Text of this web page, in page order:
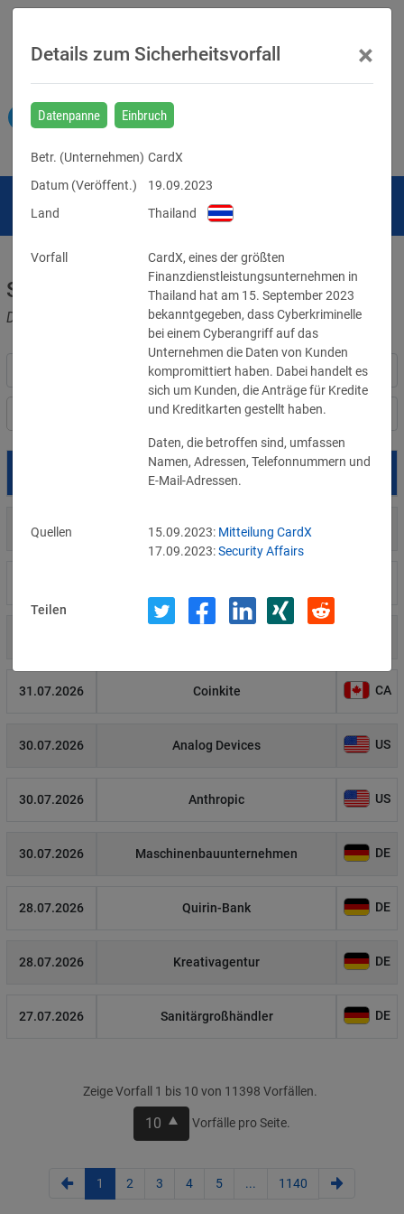
Sicherheitsvorfälle
Datenpannen, Cyber-Angriffe und Schwachstellen
Länderauswahl
Betroffene
05.08.2026 Meta
31.07.2026 Coinkite CA
30.07.2026 Analog Devices US
30.07.2026 Anthropic US
30.07.2026 Maschinenbauunternehmen DE
28.07.2026 Quirin-Bank DE
28.07.2026 Kreativagentur DE
27.07.2026 Sanitärgroßhändler DE
Zeige Vorfall 1 bis 10 von 11398 Vorfällen.
10 Vorfälle pro Seite.
1 2 3 4 5 ... 1140
Details zum Sicherheitsvorfall ×
Datenpanne Einbruch
Betr. (Unternehmen) CardX
Datum (Veröffent.)
19.09.2023
Land
Thailand
Vorfall
CardX, eines der größten
Finanzdienstleistungsunternehmen in
Thailand hat am 15. September 2023
bekanntgegeben, dass Cyberkriminelle
bei einem Cyberangriff auf das
Unternehmen die Daten von Kunden
kompromittiert haben. Dabei handelt es
sich um Kunden, die Anträge für Kredite
und Kreditkarten gestellt haben.
Daten, die betroffen sind, umfassen
Namen, Adressen, Telefonnummern und
E-Mail-Adressen.
Quellen 15.09.2023: Mitteilung CardX
17.09.2023:Security Affairs
Teilen